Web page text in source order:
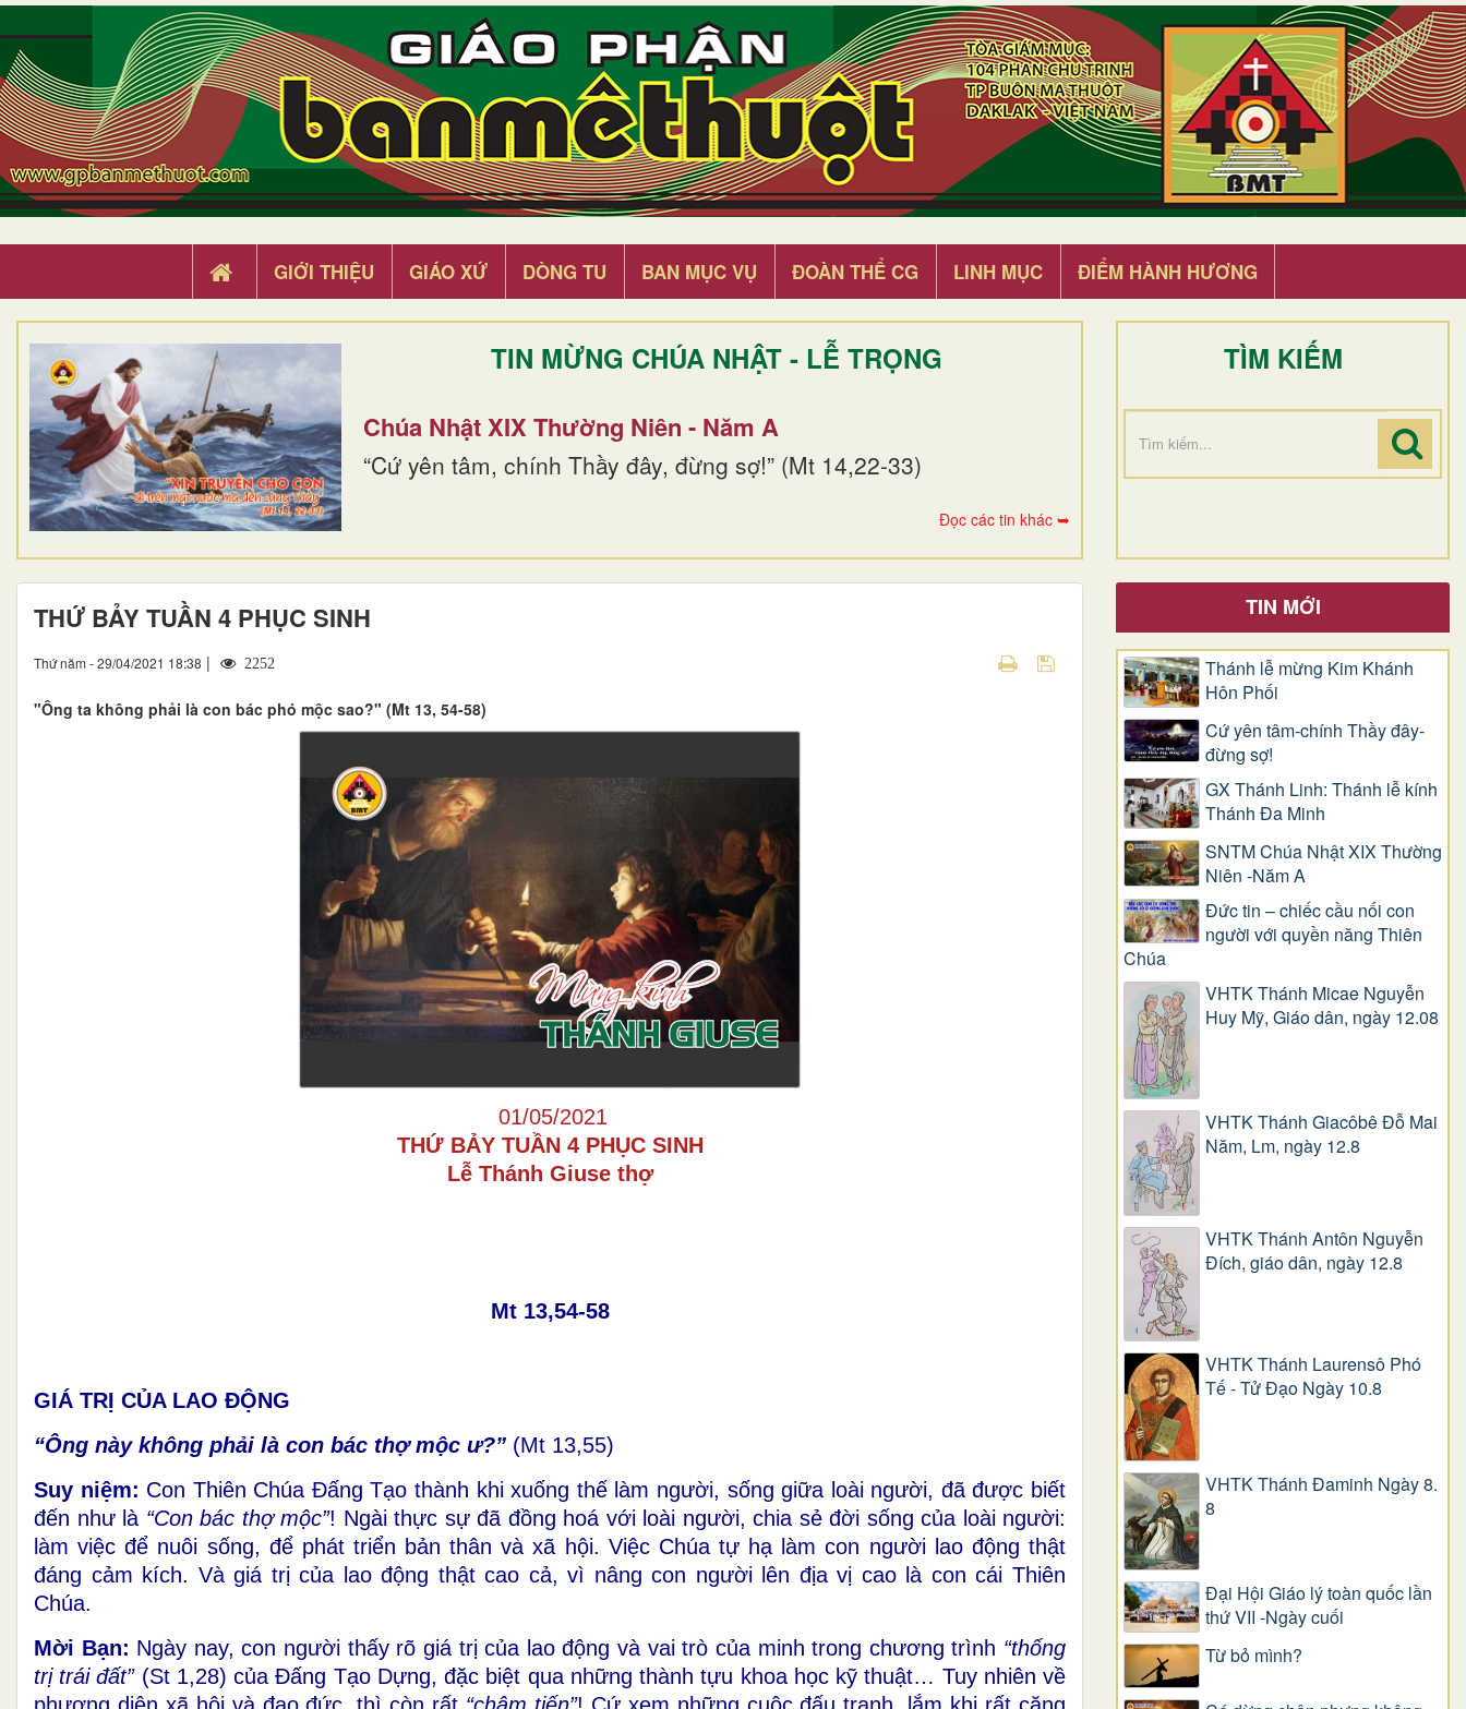
GIỚI THIỆU GIÁO XỨ DÒNG TU BAN MỤC VỤ ĐOÀN THỂ CG LINH MỤC ĐIỂM HÀNH HƯƠNG
TIN MỪNG CHÚA NHẬT - LỄ TRỌNG
Chúa Nhật XIX Thường Niên - Năm A
“Cứ yên tâm, chính Thầy đây, đừng sợ!” (Mt 14,22-33)
Đọc các tin khác ➥
TÌM KIẾM
THỨ BẢY TUẦN 4 PHỤC SINH
Thứ năm - 29/04/2021 18:38 | 2252
"Ông ta không phải là con bác phó mộc sao?" (Mt 13, 54-58)
01/05/2021
THỨ BẢY TUẦN 4 PHỤC SINH
Lễ Thánh Giuse thợ
Mt 13,54-58
GIÁ TRỊ CỦA LAO ĐỘNG
“Ông này không phải là con bác thợ mộc ư?” (Mt 13,55)
Suy niệm: Con Thiên Chúa Đấng Tạo thành khi xuống thế làm người, sống giữa loài người, đã được biết
đến như là “Con bác thợ mộc”! Ngài thực sự đã đồng hoá với loài người, chia sẻ đời sống của loài người:
làm việc để nuôi sống, để phát triển bản thân và xã hội. Việc Chúa tự hạ làm con người lao động thật
đáng cảm kích. Và giá trị của lao động thật cao cả, vì nâng con người lên địa vị cao là con cái Thiên
Chúa.
Mời Bạn: Ngày nay, con người thấy rõ giá trị của lao động và vai trò của minh trong chương trình “thống
trị trái đất”(St 1,28) của Đấng Tạo Dựng, đặc biệt qua những thành tựu khoa học kỹ thuật… Tuy nhiên về
TIN MỚI
Thánh lễ mừng Kim Khánh
Hôn Phối
Cứ yên tâm-chính Thầy đây-
đừng sợ!
GX Thánh Linh: Thánh lễ kính
Thánh Đa Minh
SNTM Chúa Nhật XIX Thường
Niên -Năm A
Đức tin – chiếc cầu nối con
người với quyền năng Thiên
Chúa
VHTK Thánh Micae Nguyễn
Huy Mỹ, Giáo dân, ngày 12.08
VHTK Thánh Giacôbê Ðỗ Mai
Năm, Lm, ngày 12.8
VHTK Thánh Antôn Nguyễn
Ðích, giáo dân, ngày 12.8
VHTK Thánh Laurensô Phó
Tế - Tử Đạo Ngày 10.8
VHTK Thánh Đaminh Ngày 8.
8
Đại Hội Giáo lý toàn quốc lần
thứ VII -Ngày cuối
Từ bỏ mình?